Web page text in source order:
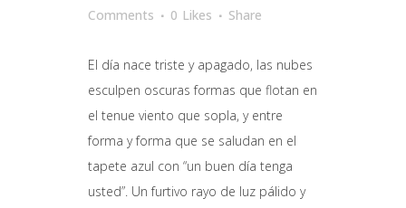
Comments
0 Likes Share
El día nace triste y apagado, las nubes
esculpen oscuras formas que flotan en
el tenue viento que sopla, y entre
forma y forma que se saludan en el
tapete azul con “un buen día tenga
usted”. Un furtivo rayo de luz pálido y